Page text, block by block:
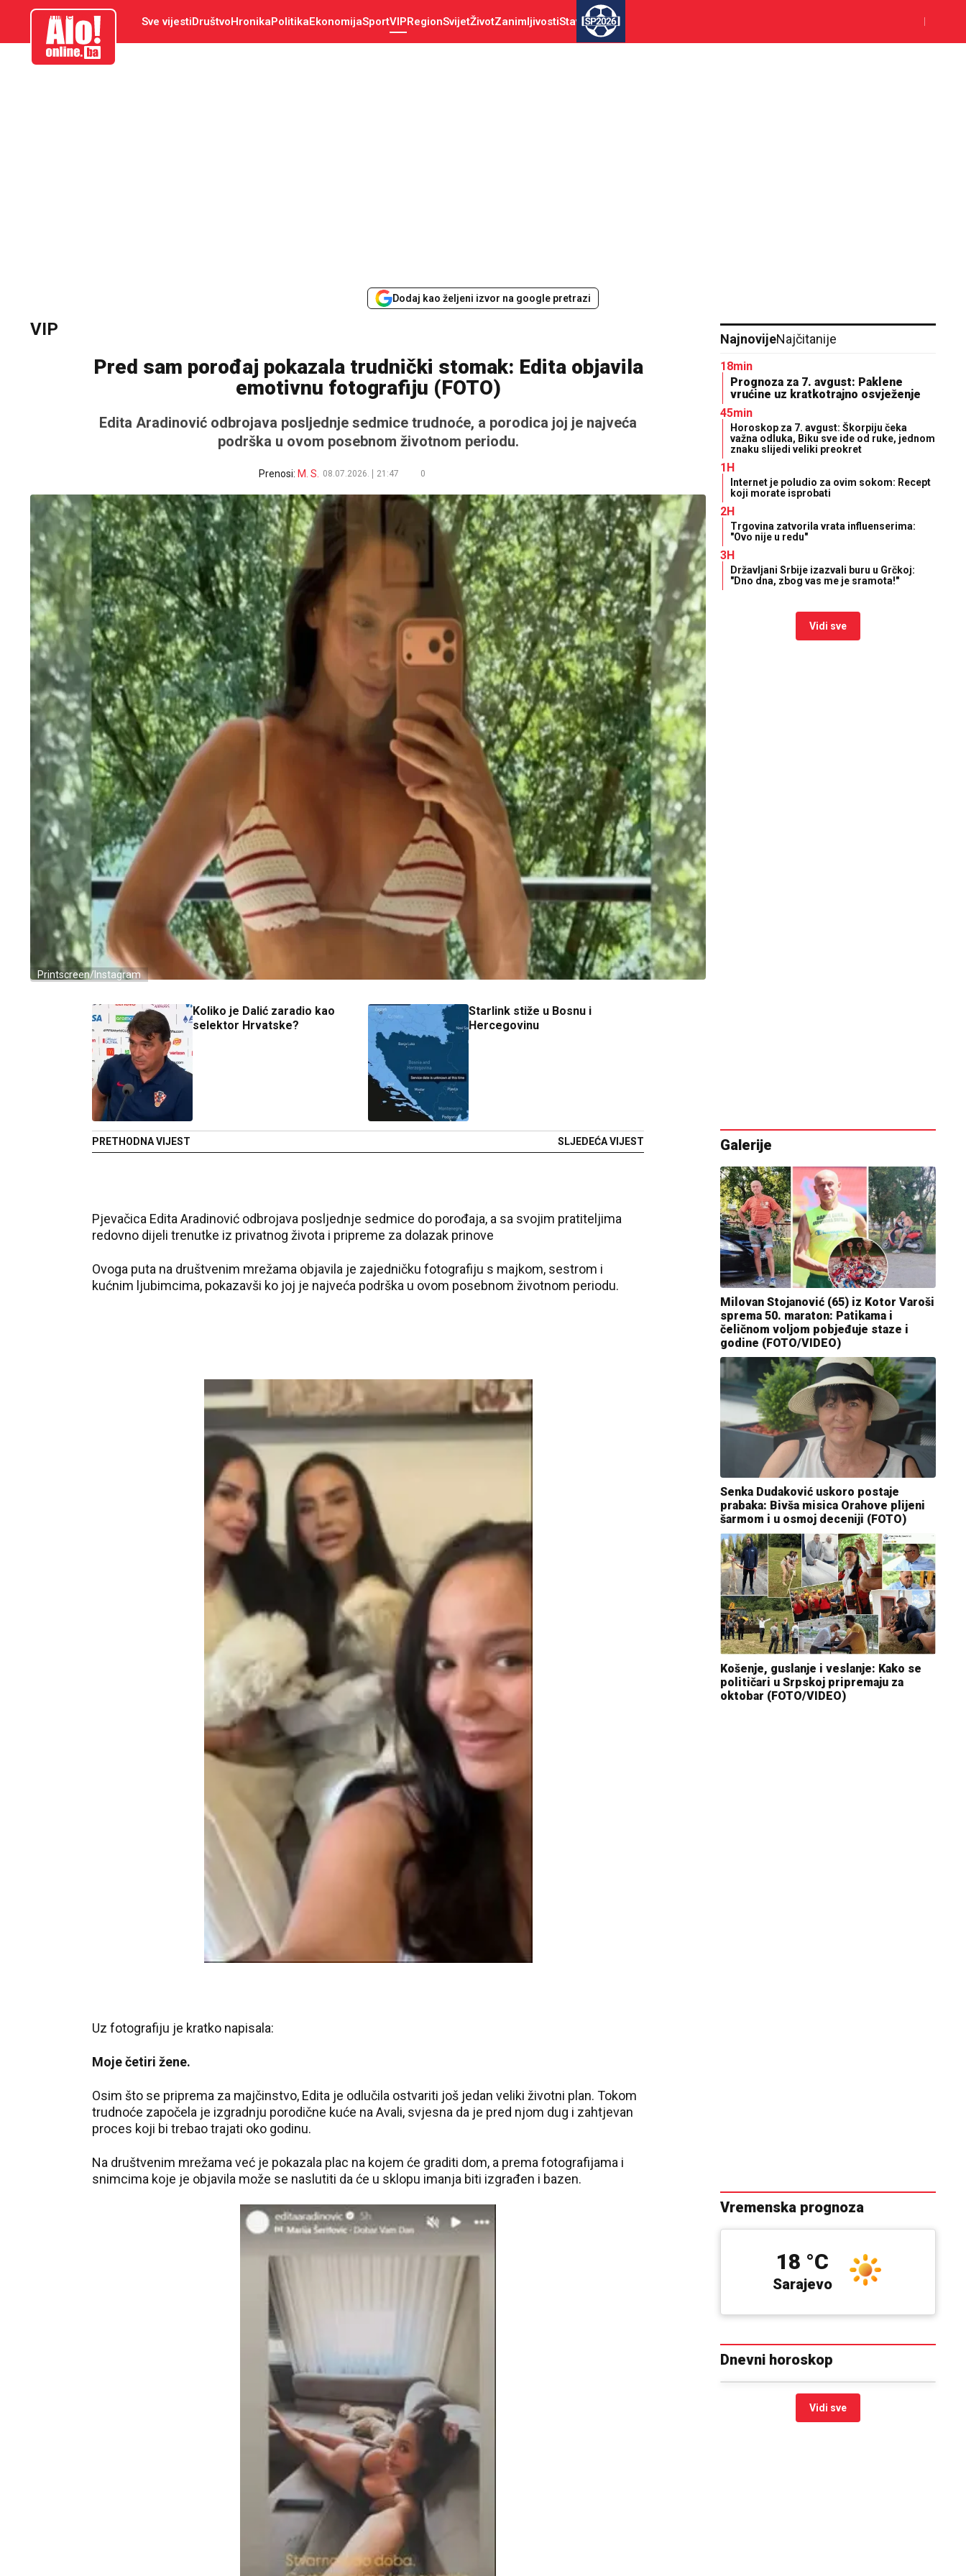
aloonline.ba Sve vijestiDruštvoHronikaPolitikaEkonomijaSportVIPRegionSvijetŽivotZanimljivostiStav SP2026
Dodaj kao željeni izvor na google pretrazi
VIP
Pred sam porođaj pokazala trudnički stomak: Edita objavila
emotivnu fotografiju (FOTO)
Edita Aradinović odbrojava posljednje sedmice trudnoće, a porodica joj je najveća
podrška u ovom posebnom životnom periodu.
Prenosi: M. S. 08.07.2026. 21:47 0
Printscreen/Instagram
Koliko je Dalić zaradio kao
selektor Hrvatske?
PRETHODNA VIJEST
Starlink stiže u Bosnu i
Hercegovinu
SLJEDEĆA VIJEST
Pjevačica Edita Aradinović odbrojava posljednje sedmice do porođaja, a sa svojim pratiteljima
redovno dijeli trenutke iz privatnog života i pripreme za dolazak prinove
Ovoga puta na društvenim mrežama objavila je zajedničku fotografiju s majkom, sestrom i
kućnim ljubimcima, pokazavši ko joj je najveća podrška u ovom posebnom životnom periodu.
Uz fotografiju je kratko napisala:
Moje četiri žene.
Osim što se priprema za majčinstvo, Edita je odlučila ostvariti još jedan veliki životni plan. Tokom
trudnoće započela je izgradnju porodične kuće na Avali, svjesna da je pred njom dug i zahtjevan
proces koji bi trebao trajati oko godinu.
Na društvenim mrežama već je pokazala plac na kojem će graditi dom, a prema fotografijama i
snimcima koje je objavila može se naslutiti da će u sklopu imanja biti izgrađen i bazen.
NajnovijeNajčitanije
18min
Prognoza za 7. avgust: Paklene
vrućine uz kratkotrajno osvježenje
45min
Horoskop za 7. avgust: Škorpiju čeka
važna odluka, Biku sve ide od ruke, jednom
znaku slijedi veliki preokret
1H
Internet je poludio za ovim sokom: Recept
koji morate isprobati
2H
Trgovina zatvorila vrata influenserima:
"Ovo nije u redu"
3H
Državljani Srbije izazvali buru u Grčkoj:
"Dno dna, zbog vas me je sramota!"
Vidi sve
Galerije
Milovan Stojanović (65) iz Kotor Varoši
sprema 50. maraton: Patikama i
čeličnom voljom pobjeđuje staze i
godine (FOTO/VIDEO)
Senka Dudaković uskoro postaje
prabaka: Bivša misica Orahove plijeni
šarmom i u osmoj deceniji (FOTO)
Košenje, guslanje i veslanje: Kako se
političari u Srpskoj pripremaju za
oktobar (FOTO/VIDEO)
Vremenska prognoza
Sarajevo
18 °C
Dnevni horoskop
Vidi sve